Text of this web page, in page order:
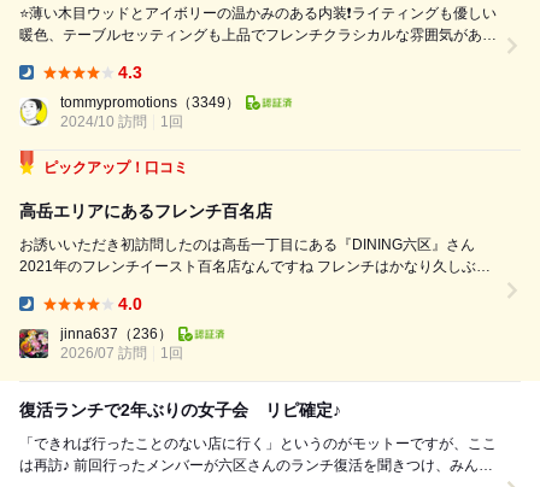
⭐️薄い木目ウッドとアイボリーの温かみのある内装❗️ライティングも優しい
暖色、テーブルセッティングも上品でフレンチクラシカルな雰囲気がある
ため、今回は、料理のみを堪能した。横から聞こえるワイン説明もその知
識、本格さは確認できる。 ⭐️食べログ限定web予約特典で特別限定ディナ
ーコースをお値打ちに食べられる❗️魚介お...
4.3
tommypromotions （3349）
2024/10 訪問
1回
ピックアップ！口コミ
高岳エリアにあるフレンチ百名店
お誘いいただき初訪問したのは高岳一丁目にある『DINING六区』さん
2021年のフレンチイースト百名店なんですね フレンチはかなり久しぶ
くさんあるエリアですが殆ど来ないので嬉しい 最初のアミューズは6種類
から食べたいも...
4.0
jinna637 （236）
2026/07 訪問
1回
復活ランチで2年ぶりの女子会 リピ確定♪
「できれば行ったことのない店に行く」というのがモットーですが、ここ
は再訪♪ 前回行ったメンバーが六区さんのランチ復活を聞きつけ、みんな